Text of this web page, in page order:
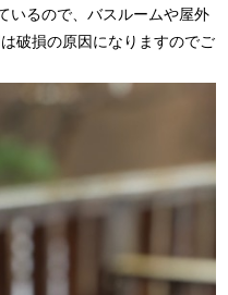
いるので、バスルームや屋外
破損の原因になりますのでご